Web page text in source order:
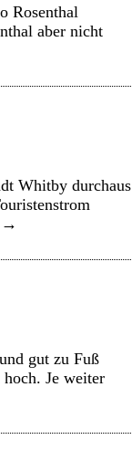
Rosenthal
aber nicht
Whitby durchaus
→
gut zu Fuß
Je weiter